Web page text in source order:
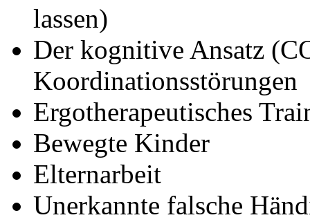
lassen)
Der kognitive Ansatz
Koordinationsstörungen
Ergotherapeutisches
Bewegte Kinder
Elternarbeit
Unerkannte falsche